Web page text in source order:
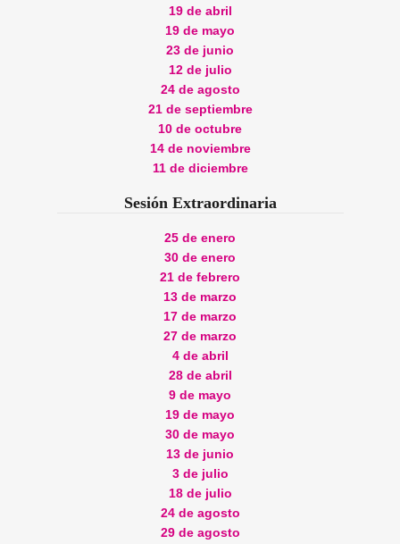
19 de abril
19 de mayo
23 de junio
12 de julio
24 de agosto
21 de septiembre
10 de octubre
14 de noviembre
11 de diciembre
Sesión Extraordinaria
25 de enero
30 de enero
21 de febrero
13 de marzo
17 de marzo
27 de marzo
4 de abril
28 de abril
9 de mayo
19 de mayo
30 de mayo
13 de junio
3 de julio
18 de julio
24 de agosto
29 de agosto